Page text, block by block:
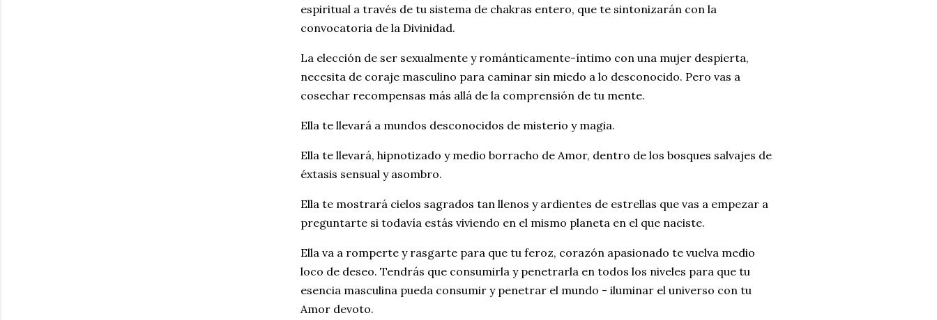
espiritual a través de tu sistema de chakras entero, que te sintonizarán con la
convocatoria de la Divinidad.
La elección de ser sexualmente y románticamente-íntimo con una mujer despierta,
necesita de coraje masculino para caminar sin miedo a lo desconocido. Pero vas a
cosechar recompensas más allá de la comprensión de tu mente.
Ella te llevará a mundos desconocidos de misterio y magia.
Ella te llevará, hipnotizado y medio borracho de Amor, dentro de los bosques salvajes de
éxtasis sensual y asombro.
Ella te mostrará cielos sagrados tan llenos y ardientes de estrellas que vas a empezar a
preguntarte si todavía estás viviendo en el mismo planeta en el que naciste.
Ella va a romperte y rasgarte para que tu feroz, corazón apasionado te vuelva medio
loco de deseo. Tendrás que consumirla y penetrarla en todos los niveles para que tu
esencia masculina pueda consumir y penetrar el mundo - iluminar el universo con tu
Amor devoto.